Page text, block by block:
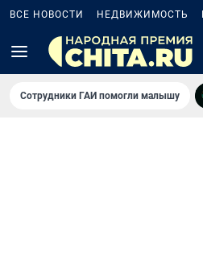
ВСЕ НОВОСТИ НЕДВИЖИМОСТЬ
Сотрудники ГАИ помогли малышу